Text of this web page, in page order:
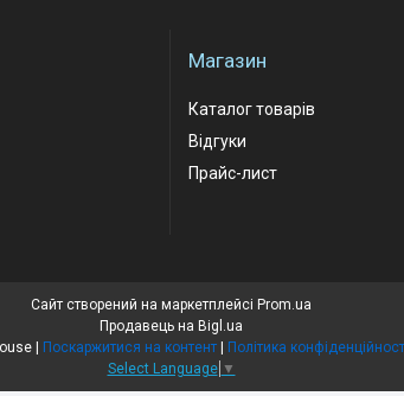
Магазин
Каталог товарів
Відгуки
Прайс-лист
Сайт створений на маркетплейсі Prom.ua
Продавець на Bigl.ua
Krepezh-House | Поскаржитися на контент | Політика
Select Language ▼